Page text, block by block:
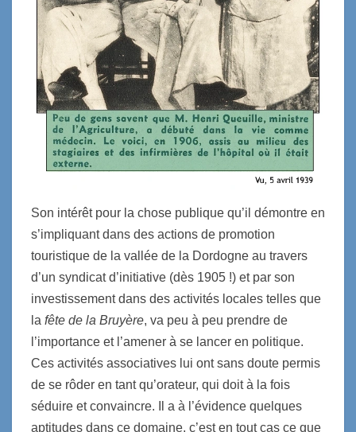
Son intérêt pour la chose publique qu’il démontre en
s’impliquant dans des actions de promotion
touristique de la vallée de la Dordogne au travers
d’un syndicat d’initiative (dès 1905 !) et par son
investissement dans des activités locales telles que
la fête de la Bruyère, va peu à peu prendre de
l’importance et l’amener à se lancer en politique.
Ces activités associatives lui ont sans doute permis
de se rôder en tant qu’orateur, qui doit à la fois
séduire et convaincre. Il a à l’évidence quelques
aptitudes dans ce domaine, c’est en tout cas ce que